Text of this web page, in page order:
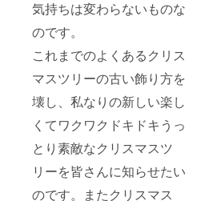
気持ちは変わらないものな
のです。
これまでのよくあるクリス
マスツリーの古い飾り方を
壊し、私なりの新しい楽し
くてワクワクドキドキうっ
とり素敵なクリスマスツ
リーを皆さんに知らせたい
のです。またクリスマス